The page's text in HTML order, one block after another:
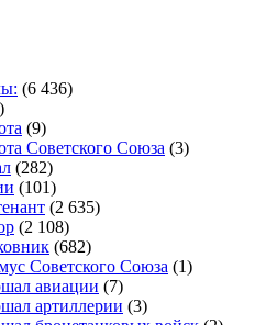
(6 436)
(9)
Советского Союза (3)
(282)
(101)
(2 635)
(2 108)
(682)
Советского Союза (1)
авиации (7)
артиллерии (3)